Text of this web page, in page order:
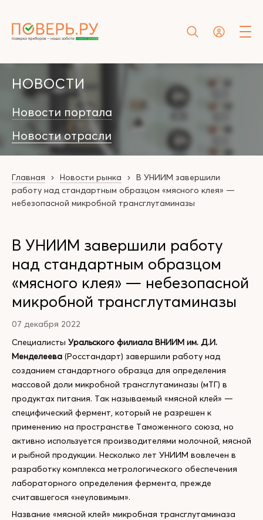
НОВОСТИ
Новости портала
Новости отрасли
Главная Новости рынка
В УНИИМ завершили
работу над стандартным образцом «мясного клея» —
небезопасной микробной трансглутаминазы
В УНИИМ завершили работу
над стандартным образцом
«мясного клея» — небезопасной
микробной трансглутаминазы
07 декабря 2022
Специалисты Уральского филиала ВНИИМ им. Д.И.
Менделеева (Росстандарт) завершили работу над
созданием стандартного образца для определения
массовой доли микробной трансглутаминазы (мТГ) в
продуктах питания. Так называемый «мясной клей» —
специфический фермент, который не разрешен к
применению на пространстве Таможенного союза, но
активно используется производителями молочной, мясной
и рыбной продукции. Несколько лет УНИИМ вовлечен в
разработку комплекса метрологического обеспечения
лабораторного определения фермента, прежде
считавшегося «неуловимым».
Название «мясной клей» микробная трансглутаминаза